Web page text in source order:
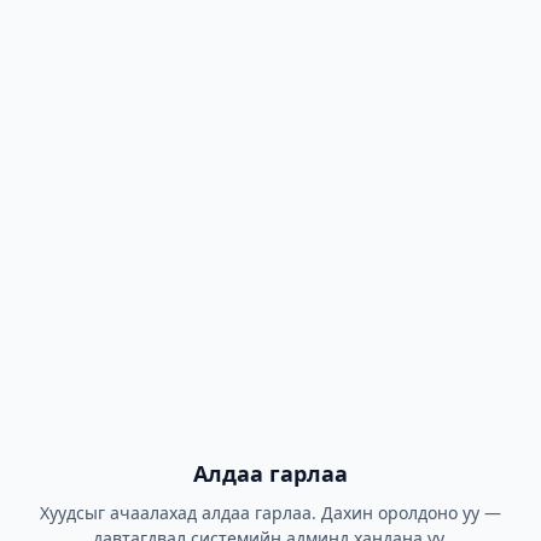
Алдаа гарлаа
Хуудсыг ачаалахад алдаа гарлаа. Дахин оролдоно уу —